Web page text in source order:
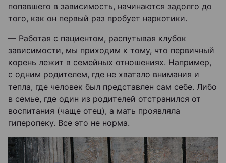
попавшего в зависимость, начинаются задолго до
того, как он первый раз пробует наркотики.
— Работая с пациентом, распутывая клубок
зависимости, мы приходим к тому, что первичный
корень лежит в семейных отношениях. Например,
с одним родителем, где не хватало внимания и
тепла, где человек был представлен сам себе. Либо
в семье, где один из родителей отстранился от
воспитания (чаще отец), а мать проявляла
гиперопеку. Все это не норма.